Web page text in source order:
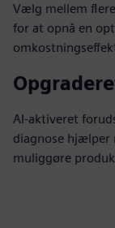
Vælg mellem
for at opnå en
AI-aktiveret
diagnose hjælper
muliggøre